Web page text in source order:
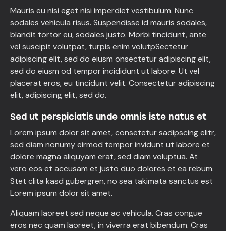
Mauris eu nisi eget nisi imperdiet vestibulum. Nunc
sodales vehicula risus. Suspendisse id mauris sodales,
blandit tortor eu, sodales justo. Morbi tincidunt, ante
vel suscipit volutpat, turpis enim volutpSectetur
adipiscing elit, sed do eiusm onsectetur adipiscing elit,
sed do eiusm od tempor incididunt ut labore. Ut vel
placerat eros, eu tincidunt velit. Consectetur adipiscing
elit, adipiscing elit, sed do.
Sed ut perspiciatis unde omnis iste natus et
Lorem ipsum dolor sit amet, consetetur sadipscing elitr,
sed diam nonumy eirmod tempor invidunt ut labore et
dolore magna aliquyam erat, sed diam voluptua. At
vero eos et accusam et justo duo dolores et ea rebum.
Stet clita kasd gubergren, no sea takimata sanctus est
Lorem ipsum dolor sit amet.
Aliquam laoreet sed neque ac vehicula. Cras congue
eros nec quam laoreet, in viverra erat bibendum. Cras